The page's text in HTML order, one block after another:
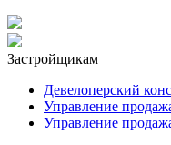
Застройщикам
Девелоперский
Управление
Управление